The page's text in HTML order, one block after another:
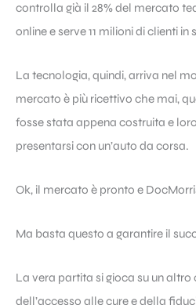
controlla già il 28% del mercato
online e serve 11 milioni di clienti in
La tecnologia, quindi, arriva nel
mercato è più ricettivo che mai,
fosse stata appena costruita e
presentarsi con un’auto da corsa.
Ok, il mercato è pronto e
Ma basta questo a garantire il
La vera partita si gioca su un
dell’accesso alle cure e della